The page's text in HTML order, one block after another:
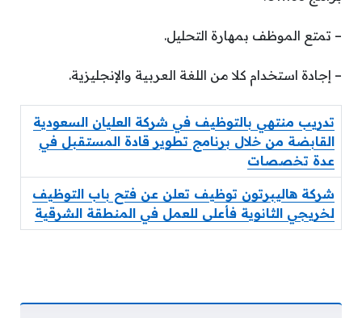
– تمتع الموظف بمهارة التحليل.
– إجادة استخدام كلا من اللغة العربية والإنجليزية.
تدريب منتهي بالتوظيف في شركة العليان السعودية
القابضة من خلال برنامج تطوير قادة المستقبل في
عدة تخصصات
شركة هاليبرتون توظيف تعلن عن فتح باب التوظيف
لخريجي الثانوية فأعلى للعمل في المنطقة الشرقية